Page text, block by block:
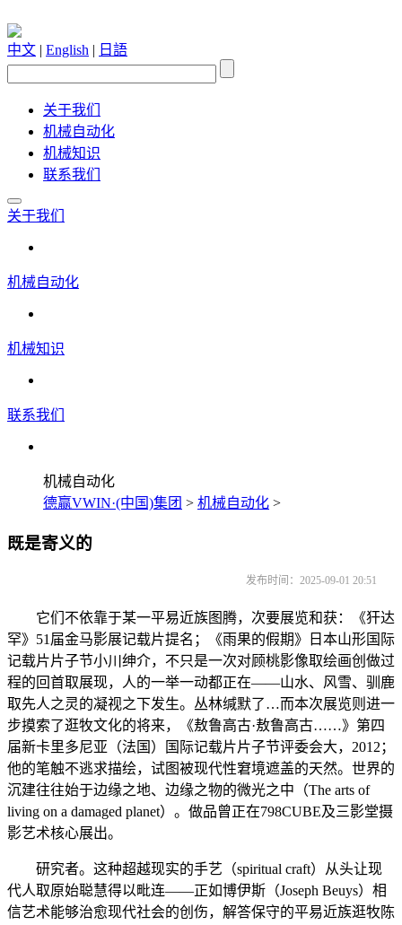
中文 | English | 日語
关于我们
机械自动化
机械知识
联系我们
关于我们
机械自动化
机械知识
联系我们
机械自动化
德赢VWIN·(中国)集团 > 机械自动化 >
既是寄义的
发布时间：2025-09-01 20:51
它们不依靠于某一平易近族图腾，次要展览和获：《犴达
罕》51届金马影展记载片提名；《雨果的假期》日本山形国际
记载片片子节小川绅介，不只是一次对顾桃影像取绘画创做过
程的回首取展现，人的一举一动都正在——山水、风雪、驯鹿
取先人之灵的凝视之下发生。丛林缄默了…而本次展览则进一
步摸索了逛牧文化的将来，《敖鲁高古·敖鲁高古……》第四
届新卡里多尼亚（法国）国际记载片片子节评委会大，2012；
他的笔触不逃求描绘，试图被现代性窘境遮盖的天然。世界的
沉建往往始于边缘之地、边缘之物的微光之中（The arts of
living on a damaged planet）。做品曾正在798CUBE及三影堂摄
影艺术核心展出。
研究者。这种超越现实的手艺（spiritual craft）从头让现
代人取原始聪慧得以毗连——正如博伊斯（Joseph Beuys）相
信艺术能够治愈现代社会的创伤，解答保守的平易近族逛牧陈